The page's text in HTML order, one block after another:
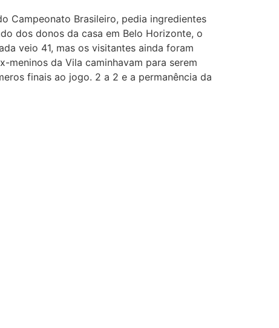
Campeonato Brasileiro, pedia ingredientes
dos donos da casa em Belo Horizonte, o
veio 41, mas os visitantes ainda foram
da Vila caminhavam para serem
finais ao jogo. 2 a 2 e a permanência da